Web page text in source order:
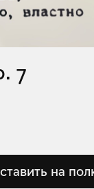
7
на